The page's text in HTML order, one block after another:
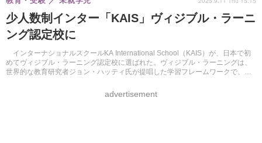
共通テスト 夏休み
8月開催イベント・WS 全国公立高校 過去問 人気記事
自由研究教材（小学生向け）
少人数制インター「KAIS」ヴィジブル・ラーニ
ング認定校に
インターナショナルスクールKA International School（KAIS）が、日本で初
めてヴィジブル・ラーニング認定校に選ばれた。ヴィジブル・ラーニングは、
世界的な教育研究者ジョン・ハッティ氏が提唱した学習フレームワークで、生
advertisement